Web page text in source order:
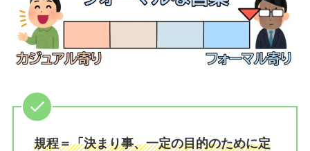
規程＝「決まり事、一定の目的のために定